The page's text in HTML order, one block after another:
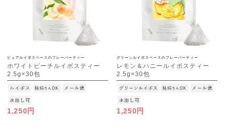
ピュアルイボスベースのフレーバーティー
ホワイトピーチルイボスティー
2.5g×30包
[M便 1/3]
1,250円
グリーンルイボスベースのフレーバーティー
レモン＆ハニールイボスティー
2.5g×30包
[M便 1/3]
1,250円